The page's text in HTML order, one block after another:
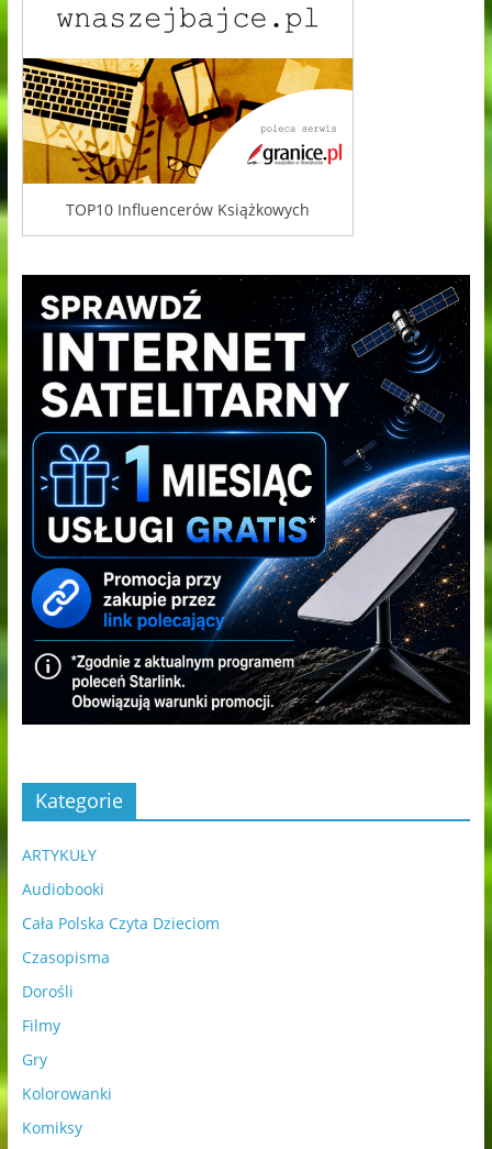
TOP10 Influencerów Książkowych
Kategorie
ARTYKUŁY
Audiobooki
Cała Polska Czyta Dzieciom
Czasopisma
Dorośli
Filmy
Gry
Kolorowanki
Komiksy